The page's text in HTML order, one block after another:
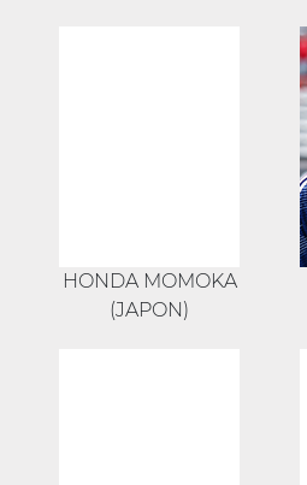
HONDA MOMOKA
(JAPON)